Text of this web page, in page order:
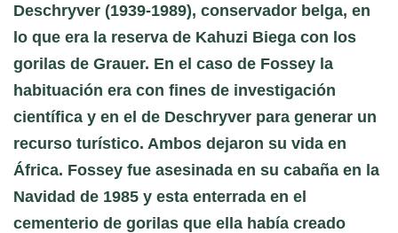
Deschryver (1939-1989), conservador belga, en
lo que era la reserva de Kahuzi Biega con los
gorilas de Grauer. En el caso de Fossey la
habituación era con fines de investigación
científica y en el de Deschryver para generar un
recurso turístico. Ambos dejaron su vida en
África. Fossey fue asesinada en su cabaña en la
Navidad de 1985 y esta enterrada en el
cementerio de gorilas que ella había creado